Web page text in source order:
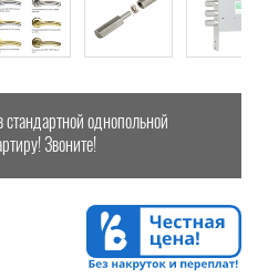
однопольной
Звоните!